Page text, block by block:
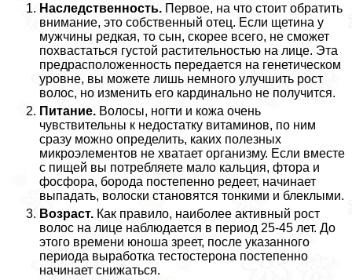
Наследственность. Первое, на что стоит обратить
внимание, это собственный отец. Если щетина у
мужчины редкая, то сын, скорее всего, не сможет
похвастаться густой растительностью на лице. Эта
предрасположенность передается на генетическом
уровне, вы можете лишь немного улучшить рост
волос, но изменить его кардинально не получится.
Питание. Волосы, ногти и кожа очень
чувствительны к недостатку витаминов, по ним
сразу можно определить, каких полезных
микроэлементов не хватает организму. Если вместе
с пищей вы потрeбляете мало кальция, фтора и
фосфора, борода постепенно редеет, начинает
выпадать, волоски становятся тонкими и блеклыми.
Возраст. Как правило, наиболее активный рост
волос на лице наблюдается в период 25-45 лет. До
этого времени юноша зреет, после указанного
периода выработка тестостерона постепенно
начинает снижаться.